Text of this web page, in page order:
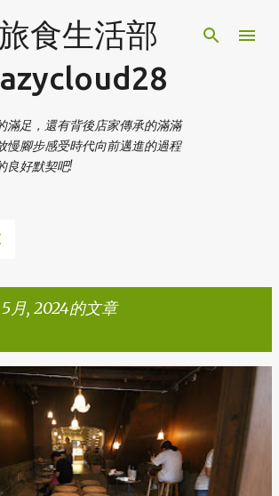
跳到主要內容
食生活部
滿足，還有背後店家傳承的滿滿
慢腳步感受時代向前邁進的過程
良好默契吧!
月, 2024的文章